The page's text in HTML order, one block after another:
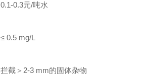
0.1-0.3元/吨水
≤ 0.5 mg/L
拦截＞2-3 mm的固体杂物